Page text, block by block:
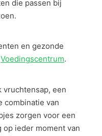
die passen bij
en gezonde
Voedingscentrum.
vruchtensap, een
combinatie van
zorgen voor een
op ieder moment van